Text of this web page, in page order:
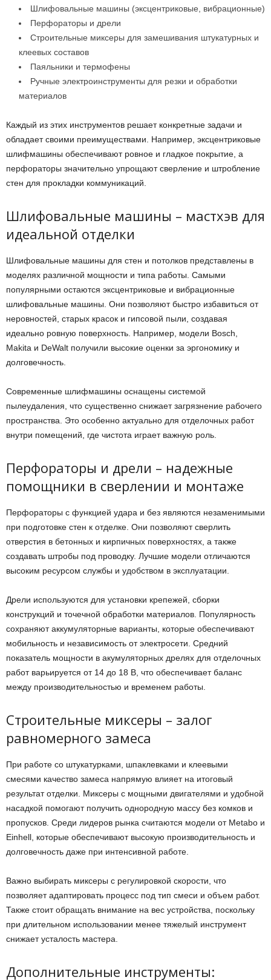
Шлифовальные машины (эксцентриковые, вибрационные)
Перфораторы и дрели
Строительные миксеры для замешивания штукатурных и
клеевых составов
Паяльники и термофены
Ручные электроинструменты для резки и обработки
материалов
Каждый из этих инструментов решает конкретные задачи и
обладает своими преимуществами. Например, эксцентриковые
шлифмашины обеспечивают ровное и гладкое покрытие, а
перфораторы значительно упрощают сверление и штробление
стен для прокладки коммуникаций.
Шлифовальные машины – мастхэв для
идеальной отделки
Шлифовальные машины для стен и потолков представлены в
моделях различной мощности и типа работы. Самыми
популярными остаются эксцентриковые и вибрационные
шлифовальные машины. Они позволяют быстро избавиться от
неровностей, старых красок и гипсовой пыли, создавая
идеально ровную поверхность. Например, модели Bosch,
Makita и DeWalt получили высокие оценки за эргономику и
долговечность.
Современные шлифмашины оснащены системой
пылеудаления, что существенно снижает загрязнение рабочего
пространства. Это особенно актуально для отделочных работ
внутри помещений, где чистота играет важную роль.
Перфораторы и дрели – надежные
помощники в сверлении и монтаже
Перфораторы с функцией удара и без являются незаменимыми
при подготовке стен к отделке. Они позволяют сверлить
отверстия в бетонных и кирпичных поверхностях, а также
создавать штробы под проводку. Лучшие модели отличаются
высоким ресурсом службы и удобством в эксплуатации.
Дрели используются для установки крепежей, сборки
конструкций и точечной обработки материалов. Популярность
сохраняют аккумуляторные варианты, которые обеспечивают
мобильность и независимость от электросети. Средний
показатель мощности в акумуляторных дрелях для отделочных
работ варьируется от 14 до 18 В, что обеспечивает баланс
между производительностью и временем работы.
Строительные миксеры – залог
равномерного замеса
При работе со штукатурками, шпаклевками и клеевыми
смесями качество замеса напрямую влияет на итоговый
результат отделки. Миксеры с мощными двигателями и удобной
насадкой помогают получить однородную массу без комков и
пропусков. Среди лидеров рынка считаются модели от Metabo и
Einhell, которые обеспечивают высокую производительность и
долговечность даже при интенсивной работе.
Важно выбирать миксеры с регулировкой скорости, что
позволяет адаптировать процесс под тип смеси и объем работ.
Также стоит обращать внимание на вес устройства, поскольку
при длительном использовании менее тяжелый инструмент
снижает усталость мастера.
Дополнительные инструменты: